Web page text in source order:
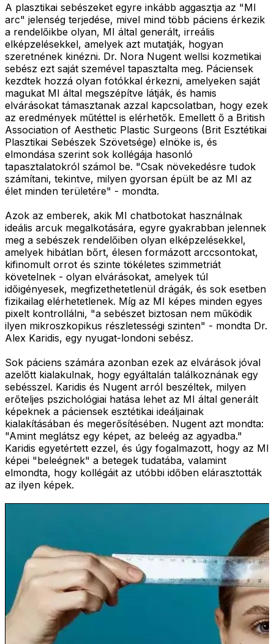
A plasztikai sebészeket egyre inkább aggasztja az "MI
arc" jelenség terjedése, mivel mind több páciens érkezik
a rendelőikbe olyan, MI által generált, irreális
elképzelésekkel, amelyek azt mutatják, hogyan
szeretnének kinézni. Dr. Nora Nugent wellsi kozmetikai
sebész ezt saját szemével tapasztalta meg. Páciensek
kezdtek hozzá olyan fotókkal érkezni, amelyeken saját
magukat MI által megszépítve látják, és hamis
elvárásokat támasztanak azzal kapcsolatban, hogy ezek
az eredmények műtéttel is elérhetők. Emellett ő a British
Association of Aesthetic Plastic Surgeons (Brit Esztétikai
Plasztikai Sebészek Szövetsége) elnöke is, és
elmondása szerint sok kollégája hasonló
tapasztalatokról számol be. "Csak növekedésre tudok
számítani, tekintve, milyen gyorsan épült be az MI az
élet minden területére" - mondta.
Azok az emberek, akik MI chatbotokat használnak
ideális arcuk megalkotására, egyre gyakrabban jelennek
meg a sebészek rendelőiben olyan elképzelésekkel,
amelyek hibátlan bőrt, élesen formázott arccsontokat,
kifinomult orrot és szinte tökéletes szimmetriát
követelnek - olyan elvárásokat, amelyek túl
időigényesek, megfizethetetlenül drágák, és sok esetben
fizikailag elérhetetlenek. Míg az MI képes minden egyes
pixelt kontrollálni, "a sebészet biztosan nem működik
ilyen mikroszkopikus részletességi szinten" - mondta Dr.
Alex Karidis, egy nyugat-londoni sebész.
Sok páciens számára azonban ezek az elvárások jóval
azelőtt kialakulnak, hogy egyáltalán találkoznának egy
sebésszel. Karidis és Nugent arról beszéltek, milyen
erőteljes pszichológiai hatása lehet az MI által generált
képeknek a páciensek esztétikai ideáljainak
kialakításában és megerősítésében. Nugent azt mondta:
"Amint meglátsz egy képet, az beleég az agyadba."
Karidis egyetértett ezzel, és úgy fogalmazott, hogy az MI
képei "beleégnek" a betegek tudatába, valamint
elmondta, hogy kollégáit az utóbbi időben elárasztották
az ilyen képek.